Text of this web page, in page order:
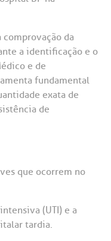
Saiba mais
Endereço:
R. Martiniano de
965
CEP: 01323-001 |
São Paulo - SP
Autoimunes
comprovação da
a identificação e o
e de
fundamental
exata de
de
que ocorrem no
(UTI) e a
tardia.